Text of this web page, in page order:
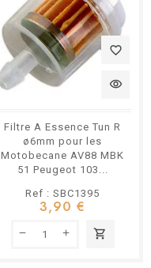
favorite_border
visibility
Filtre A Essence Tun R
ø6mm pour les
Motobecane AV88 MBK
51 Peugeot 103...
Ref : SBC1395
3,90 €
shopping_cart